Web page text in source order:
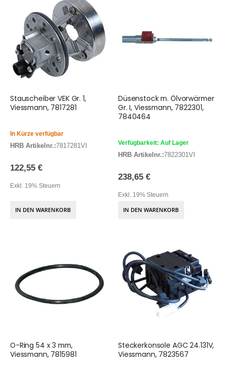
Stauscheiber VEK Gr. 1,
Viessmann, 7817281
In Kürze verfügbar
HRB Artikelnr.:7817281VI
122,55 €
Exkl. 19% Steuern
IN DEN WARENKORB
Düsenstock m. Ölvorwärmer
Gr. I, Viessmann, 7822301,
7840464
Verfügbarkeit: Auf Lager
HRB Artikelnr.:7822301VI
238,65 €
Exkl. 19% Steuern
IN DEN WARENKORB
O-Ring 54 x 3 mm,
Viessmann, 7815981
Steckerkonsole AGC 24.131V,
Viessmann, 7823567